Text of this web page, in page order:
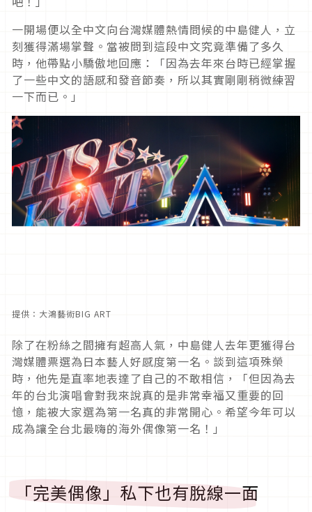
一開場便以全中文向台灣媒體熱情問候的中島健人，立
刻獲得滿場掌聲。當被問到這段中文究竟準備了多久
時，他帶點小驕傲地回應：「因為去年來台時已經掌握
了一些中文的語感和發音節奏，所以其實剛剛稍微練習
一下而已。」
提供：大鴻藝術BIG ART
除了在粉絲之間擁有超高人氣，中島健人去年更獲得台
灣媒體票選為日本藝人好感度第一名。談到這項殊榮
時，他先是直率地表達了自己的不敢相信，「但因為去
年的台北演唱會對我來說真的是非常幸福又重要的回
憶，能被大家選為第一名真的非常開心。希望今年可以
成為讓全台北最嗨的海外偶像第一名！」
「完美偶像」私下也有脫線一面